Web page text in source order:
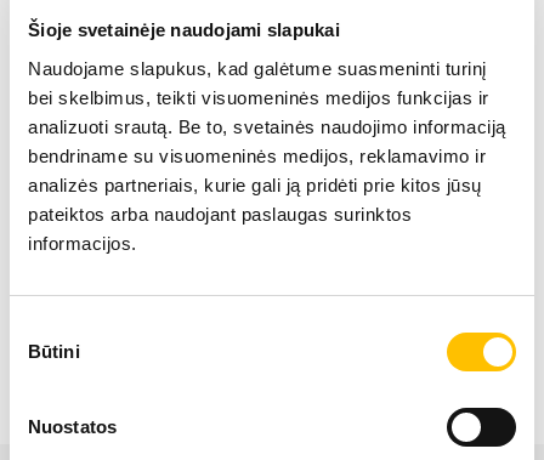
Šioje svetainėje naudojami slapukai
Naudojame slapukus, kad galėtume suasmeninti turinį
bei skelbimus, teikti visuomeninės medijos funkcijas ir
analizuoti srautą. Be to, svetainės naudojimo informaciją
bendriname su visuomeninės medijos, reklamavimo ir
analizės partneriais, kurie gali ją pridėti prie kitos jūsų
pateiktos arba naudojant paslaugas surinktos
informacijos.
pasirinkimas
Būtini
Nuostatos
APIE MUS
KONTAKTI
Motora jauda
Ekspluatācijas masa
Pārkraušanas ekskavators LH 60 High Rise Port